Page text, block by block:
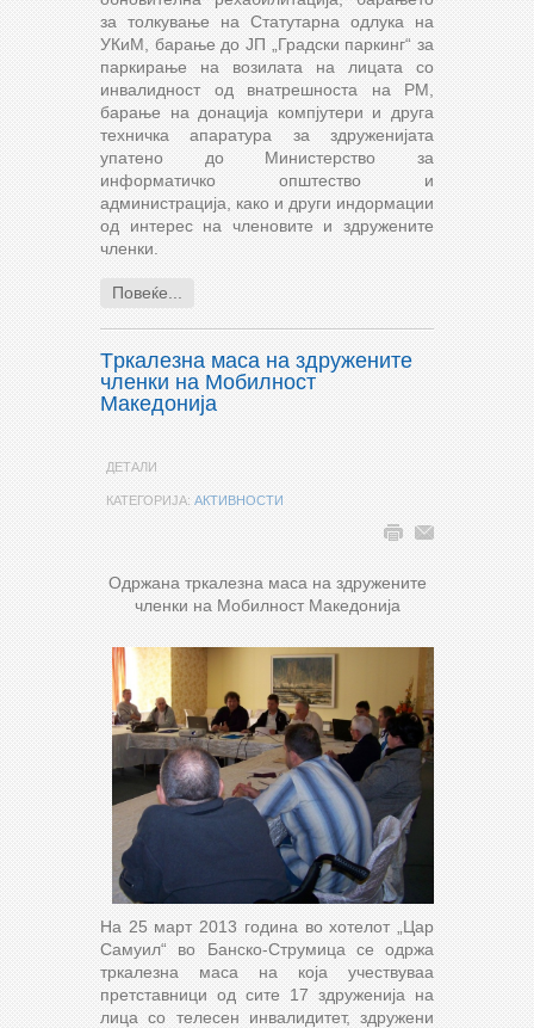
за толкување на Статутарна одлука на
УКиМ, барање до ЈП „Градски паркинг“ за
паркирање на возилата на лицата со
инвалидност од внатрешноста на РМ,
барање на донација компјутери и друга
техничка апаратура за здруженијата
упатено до Министерство за
информатичко општество и
администрација, како и други индормации
од интерес на членовите и здружените
членки.
Повеќе...
Tркалезна маса на здружените
членки на Мобилност
Македонија
ДЕТАЛИ
КАТЕГОРИЈА: АКТИВНОСТИ
Одржана тркалезна маса на здружените
членки на Мобилност Македонија
На 25 март 2013 година во хотелот „Цар
Самуил“ во Банско-Струмица се одржа
тркалезна маса на која учествуваа
претставници од сите 17 здруженија на
лица со телесен инвалидитет, здружени